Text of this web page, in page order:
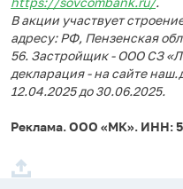
В акции участвует
адресу: РФ, Пензенская
56. Застройщик - ООО СЗ
декларация - на сайте
12.04.2025 до 30.06.2025.
Реклама. ООО «МК». ИНН: